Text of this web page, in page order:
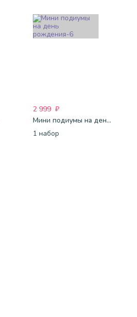
2 999 ₽
Мини подиумы на день рождения-6
1 набор